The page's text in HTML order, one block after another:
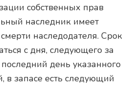
собственных прав
наследник имеет
наследодателя. Срок
с дня, следующего за
день указанного
в запасе есть следующий